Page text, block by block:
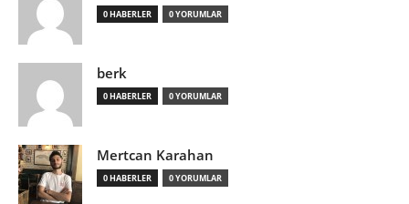
0 HABERLER 0 YORUMLAR
berk
0 HABERLER 0 YORUMLAR
Mertcan Karahan
0 HABERLER 0 YORUMLAR